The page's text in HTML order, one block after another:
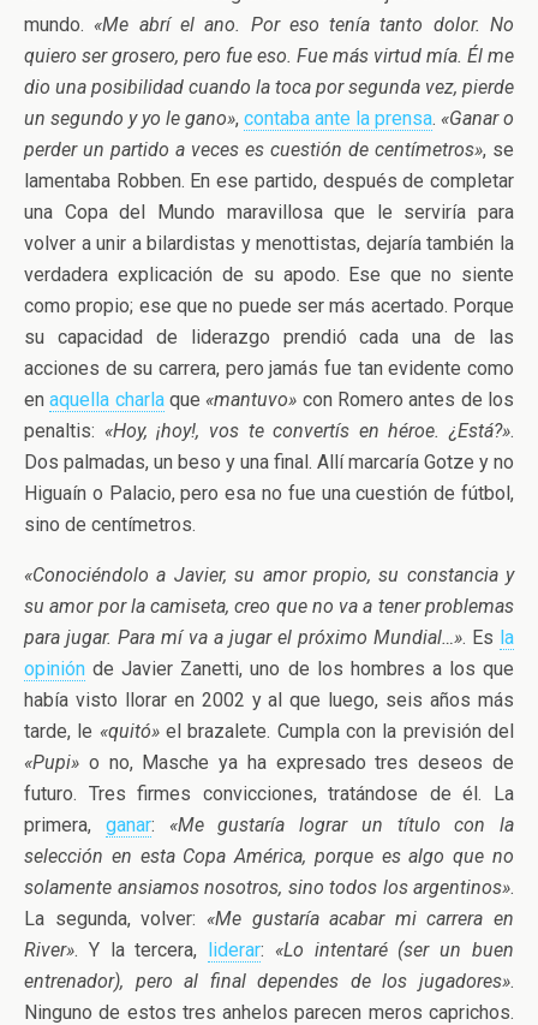
mundo. «Me abrí el ano. Por eso tenía tanto dolor. No
quiero ser grosero, pero fue eso. Fue más virtud mía. Él me
dio una posibilidad cuando la toca por segunda vez, pierde
un segundo y yo le gano», contaba ante la prensa. «Ganar o
perder un partido a veces es cuestión de centímetros», se
lamentaba Robben. En ese partido, después de completar
una Copa del Mundo maravillosa que le serviría para
volver a unir a bilardistas y menottistas, dejaría también la
verdadera explicación de su apodo. Ese que no siente
como propio; ese que no puede ser más acertado. Porque
su capacidad de liderazgo prendió cada una de las
acciones de su carrera, pero jamás fue tan evidente como
enaquella charlaque «mantuvo» con Romero antes de los
penaltis: «Hoy, ¡hoy!, vos te convertís en héroe. ¿Está?».
Dos palmadas, un beso y una final. Allí marcaría Gotze y no
Higuaín o Palacio, pero esa no fue una cuestión de fútbol,
sino de centímetros.
«Conociéndolo a Javier, su amor propio, su constancia y
su amor por la camiseta, creo que no va a tener problemas
para jugar. Para mí va a jugar el próximo Mundial…». Es la
opinión de Javier Zanetti, uno de los hombres a los que
había visto llorar en 2002 y al que luego, seis años más
tarde, le «quitó»el brazalete. Cumpla con la previsión del
«Pupi» o no, Masche ya ha expresado tres deseos de
futuro. Tres firmes convicciones, tratándose de él. La
primera, ganar: «Me gustaría lograr un título con la
selección en esta Copa América, porque es algo que no
solamente ansiamos nosotros, sino todos los argentinos».
La segunda, volver: «Me gustaría acabar mi carrera en
River». Y la tercera, liderar: «Lo intentaré (ser un buen
entrenador), pero al final dependes de los jugadores».
Ninguno de estos tres anhelos parecen meros caprichos.